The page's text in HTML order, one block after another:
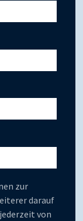
zur
darauf
von